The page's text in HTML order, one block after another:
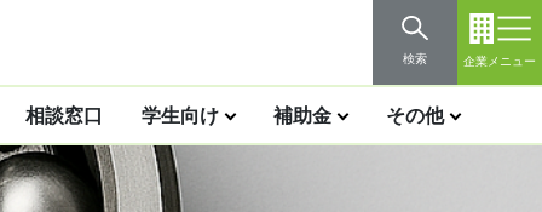
検索 企業メニュー
相談窓口 学生向け 補助金 その他